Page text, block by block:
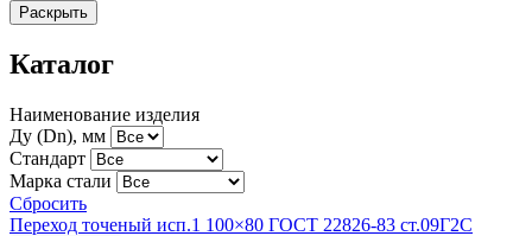
Раскрыть
Каталог
Наименование изделия
Ду (Dn), мм
Стандарт
Марка стали
Сбросить
Переход точеный исп.1 100×80 ГОСТ 22826-83 ст.09Г2С